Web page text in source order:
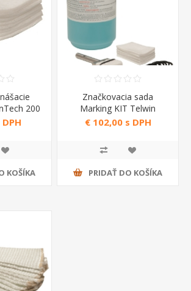
200
KOŠÍKA
Značkovacia sada
Marking KIT Telwin
€ 102,00 s DPH
PRIDAŤ DO KOŠÍKA